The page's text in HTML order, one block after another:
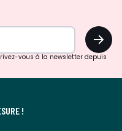
OK
vous à la newsletter depuis
!